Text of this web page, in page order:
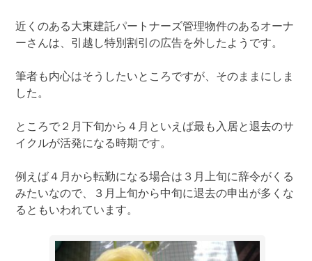
近くのある大東建託パートナーズ管理物件のあるオーナ
ーさんは、引越し特別割引の広告を外したようです。
筆者も内心はそうしたいところですが、そのままにしま
した。
ところで２月下旬から４月といえば最も入居と退去のサ
イクルが活発になる時期です。
例えば４月から転勤になる場合は３月上旬に辞令がくる
みたいなので、３月上旬から中旬に退去の申出が多くな
るともいわれています。